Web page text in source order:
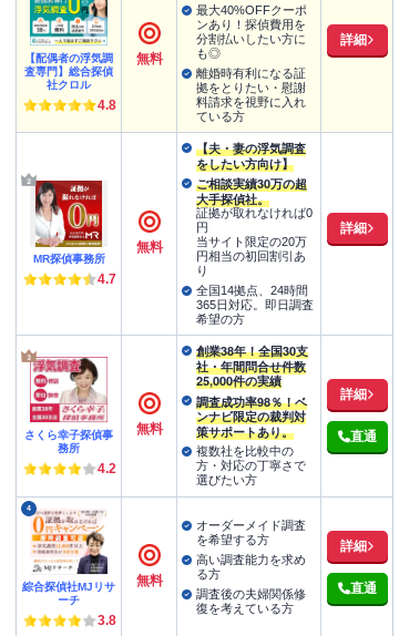
【配偶者の浮気調
査専門】総合探偵
社クロル
4.8
無料
最大40%OFFクーポ
ンあり！探偵費用を
分割払いしたい方に
も◎
離婚時有利になる証
拠をとりたい・慰謝
料請求を視野に入れ
ている方
詳細
MR探偵事務所
4.7
無料
【夫・妻の浮気調査
をしたい方向け】
ご相談実績30万の超
大手探偵社。
証拠が取れなければ0
円
当サイト限定の20万
円相当の初回割引あ
り
全国14拠点、24時間
365日対応。即日調査
希望の方
詳細
さくら幸子探偵事
務所
4.2
無料
創業38年！全国30支
社・年間問合せ件数
25,000件の実績
調査成功率98％！ベ
ンナビ限定の裁判対
策サポートあり。
複数社を比較中の
方・対応の丁寧さで
選びたい方
詳細
直通
4
綜合探偵社MJリサ
ーチ
3.8
無料
オーダーメイド調査
を希望する方
高い調査能力を求め
る方
調査後の夫婦関係修
復を考えている方
詳細
直通